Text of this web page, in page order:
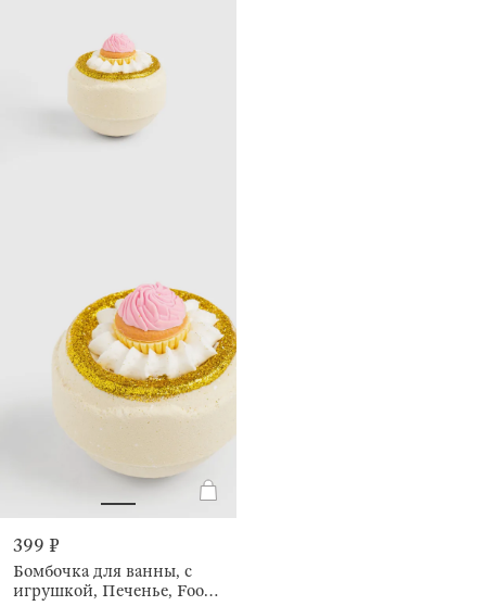
399 ₽
Бомбочка для ванны, с
игрушкой, Печенье, Food